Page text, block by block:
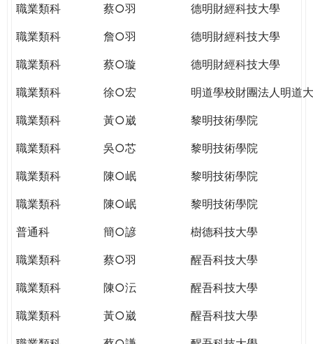
職業類科
蔡○羽
德明財經科技大學
職業類科
詹○羽
德明財經科技大學
職業類科
蔡○璇
德明財經科技大學
職業類科
徐○宏
明道學校財團法人明道
職業類科
黃○崴
黎明技術學院
職業類科
吳○芯
黎明技術學院
職業類科
陳○岷
黎明技術學院
職業類科
陳○岷
黎明技術學院
普通科
簡○諺
樹德科技大學
職業類科
蔡○羽
醒吾科技大學
職業類科
陳○沄
醒吾科技大學
職業類科
黃○崴
醒吾科技大學